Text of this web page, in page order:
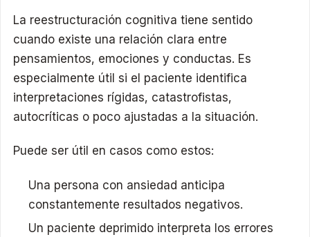
La reestructuración cognitiva tiene sentido
cuando existe una relación clara entre
pensamientos, emociones y conductas. Es
especialmente útil si el paciente identifica
interpretaciones rígidas, catastrofistas,
autocríticas o poco ajustadas a la situación.
Puede ser útil en casos como estos:
Una persona con ansiedad anticipa
constantemente resultados negativos.
Un paciente deprimido interpreta los errores